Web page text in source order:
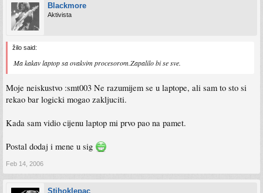
Blackmore
Aktivista
žilo said:
Ma kakav laptop sa ovakvim procesorom.Zapalilo bi se sve.
Moje neiskustvo :smt003 Ne razumijem se u laptope, ali sam to sto si
rekao bar logicki mogao zakljuciti.
Kada sam vidio cijenu laptop mi prvo pao na pamet.
Postal dodaj i mene u sig
Feb 14, 2006
Stihoklepac